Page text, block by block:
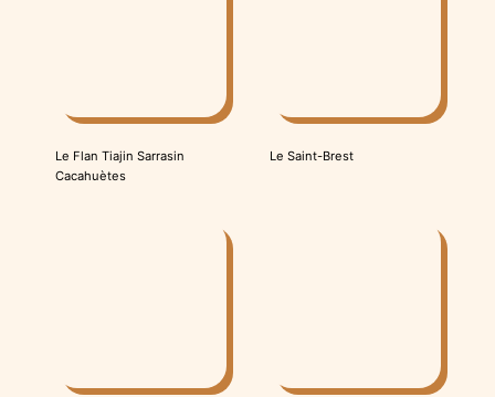
Le Flan Tiajin Sarrasin
Cacahuètes
Le Saint-Brest